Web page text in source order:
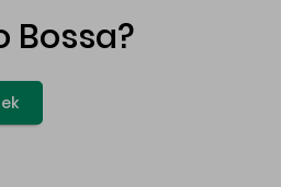
Bossa?